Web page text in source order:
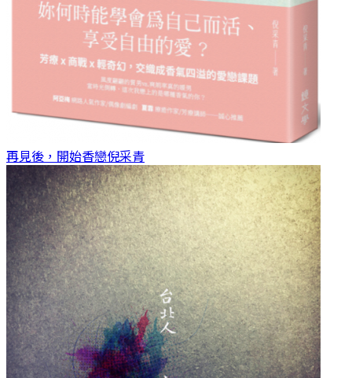
再見後，開始香戀倪采青